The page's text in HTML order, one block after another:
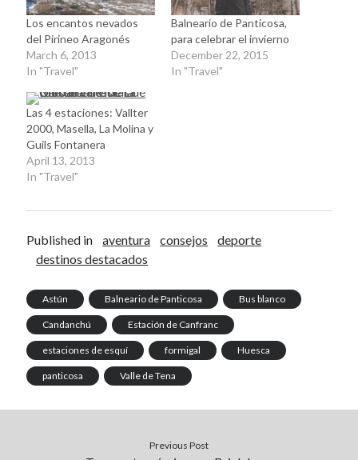
June 2009
May 2009
April 2009
February 2009
January 2009
November 2008
October 2008
September 2008
Viajeras
Los encantos nevados
del Pirineo Aragonés
March 6, 2013
In "Travel"
Balneario de Panticosa,
para celebrar el invierno
December 22, 2015
In "Travel"
Las 4 estaciones: Vallter
2000, Masella, La Molina y
Guils Fontanera
April 13, 2013
In "Travel"
Published in aventura consejos
deporte
destinos destacados
Astún Balneario de Panticosa Bus blanco
Candanchú Estación de Canfranc
estaciones de esquí formigal Huesca
panticosa Valle de Tena
Previous Post